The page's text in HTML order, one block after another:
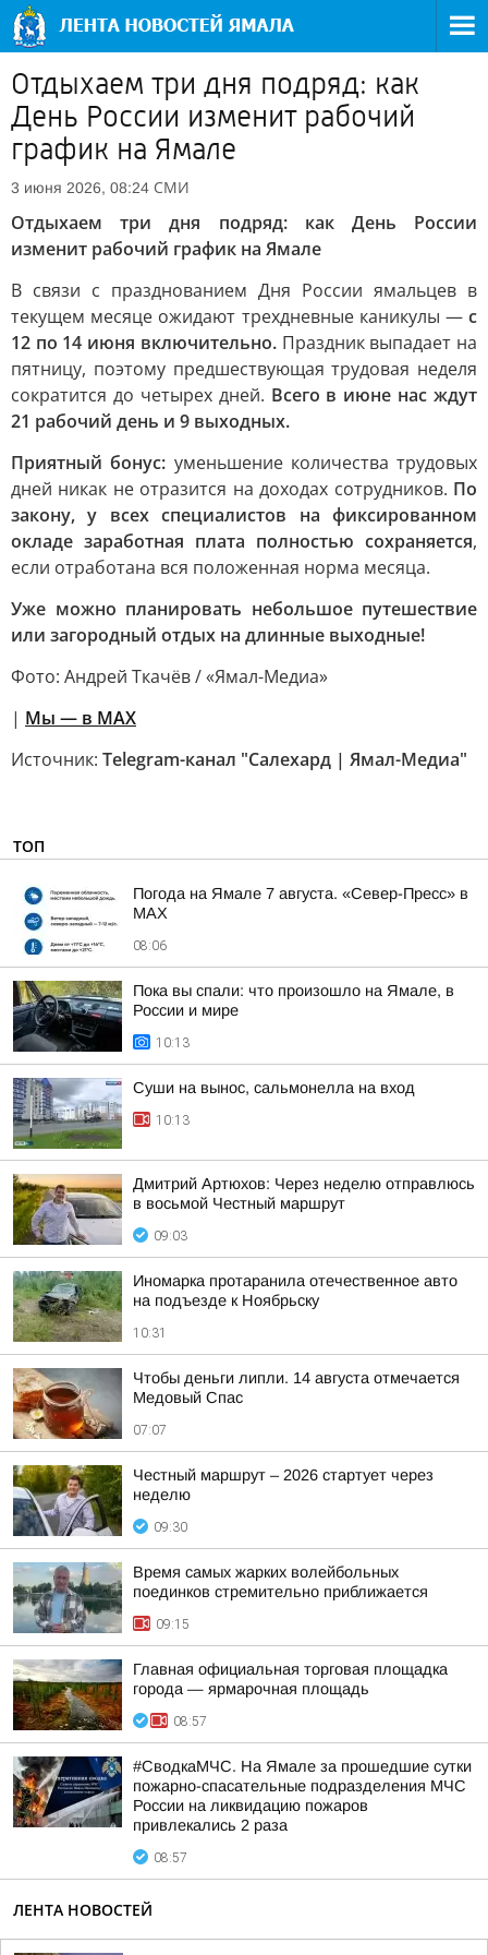
Отдыхаем три дня подряд: как
День России изменит рабочий
график на Ямале
3 июня 2026, 08:24 СМИ
Отдыхаем три дня подряд: как День России
изменит рабочий график на Ямале
В связи с празднованием Дня России ямальцев в
текущем месяце ожидают трехдневные каникулы —с
12 по 14 июня включительно. Праздник выпадает на
пятницу, поэтому предшествующая трудовая неделя
сократится до четырех дней. Всего в июне нас ждут
21 рабочий день и 9 выходных.
Приятный бонус: уменьшение количества трудовых
дней никак не отразится на доходах сотрудников. По
закону, у всех специалистов на фиксированном
окладе заработная плата полностью сохраняется,
если отработана вся положенная норма месяца.
Уже можно планировать небольшое путешествие
или загородный отдых на длинные выходные!
Фото: Андрей Ткачёв / «Ямал-Медиа»
| Мы — в МАХ
Источник: Telegram-канал "Салехард | Ямал-Медиа"
ТОП
Погода на Ямале 7 августа. «Север-Пресс» в
MAX
08:06
Пока вы спали: что произошло на Ямале, в
России и мире
10:13
Суши на вынос, сальмонелла на вход
10:13
Дмитрий Артюхов: Через неделю отправлюсь
в восьмой Честный маршрут
09:03
Иномарка протаранила отечественное авто
на подъезде к Ноябрьску
10:31
Чтобы деньги липли. 14 августа отмечается
Медовый Спас
07:07
Честный маршрут – 2026 стартует через
неделю
09:30
Время самых жарких волейбольных
поединков стремительно приближается
09:15
Главная официальная торговая площадка
города — ярмарочная площадь
08:57
#СводкаМЧС. На Ямале за прошедшие сутки
пожарно-спасательные подразделения МЧС
России на ликвидацию пожаров
привлекались 2 раза
08:57
ЛЕНТА НОВОСТЕЙ